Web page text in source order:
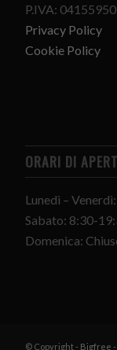
P.IVA:
Privacy Policy
Cookie Policy
ORARI DI
Lunedì –
Sabato: 8:30-
Domenica:
© Copyright - Bigfree -